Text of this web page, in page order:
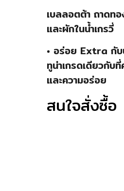
เบลลอตต้า ถาดท
และผักในน้ำเกรวี่
• อร่อย Extra กั
ทูน่าเกรดเดียวกับ
และความอร่อย
สนใจสั่งซื้อ